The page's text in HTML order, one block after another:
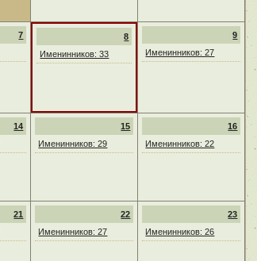
7
8
Именинников: 33
9
Именинников: 27
14
15
Именинников: 29
16
Именинников: 22
21
22
Именинников: 27
23
Именинников: 26